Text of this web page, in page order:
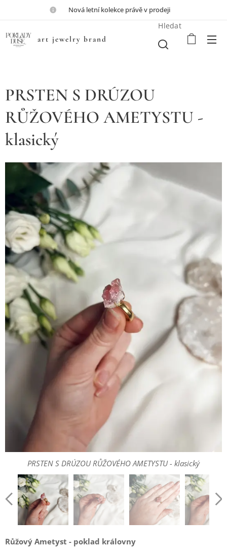
💎Nová letní kolekce právě v prodeji💎
art jewelry brand
Hledat
PRSTEN S DRÚZOU
RŮŽOVÉHO AMETYSTU -
klasický
PRSTEN S DRÚZOU RŮŽOVÉHO AMETYSTU - klasický
PRSTEN S DRÚZOU RŮŽOVÉHO AMETYSTU - klasický
PRSTEN S DRÚZOU RŮŽOVÉHO AMETYSTU - klasický
PRSTEN S DRÚZOU RŮŽOVÉHO AMETYSTU - klasický
Růžový Ametyst - poklad královny